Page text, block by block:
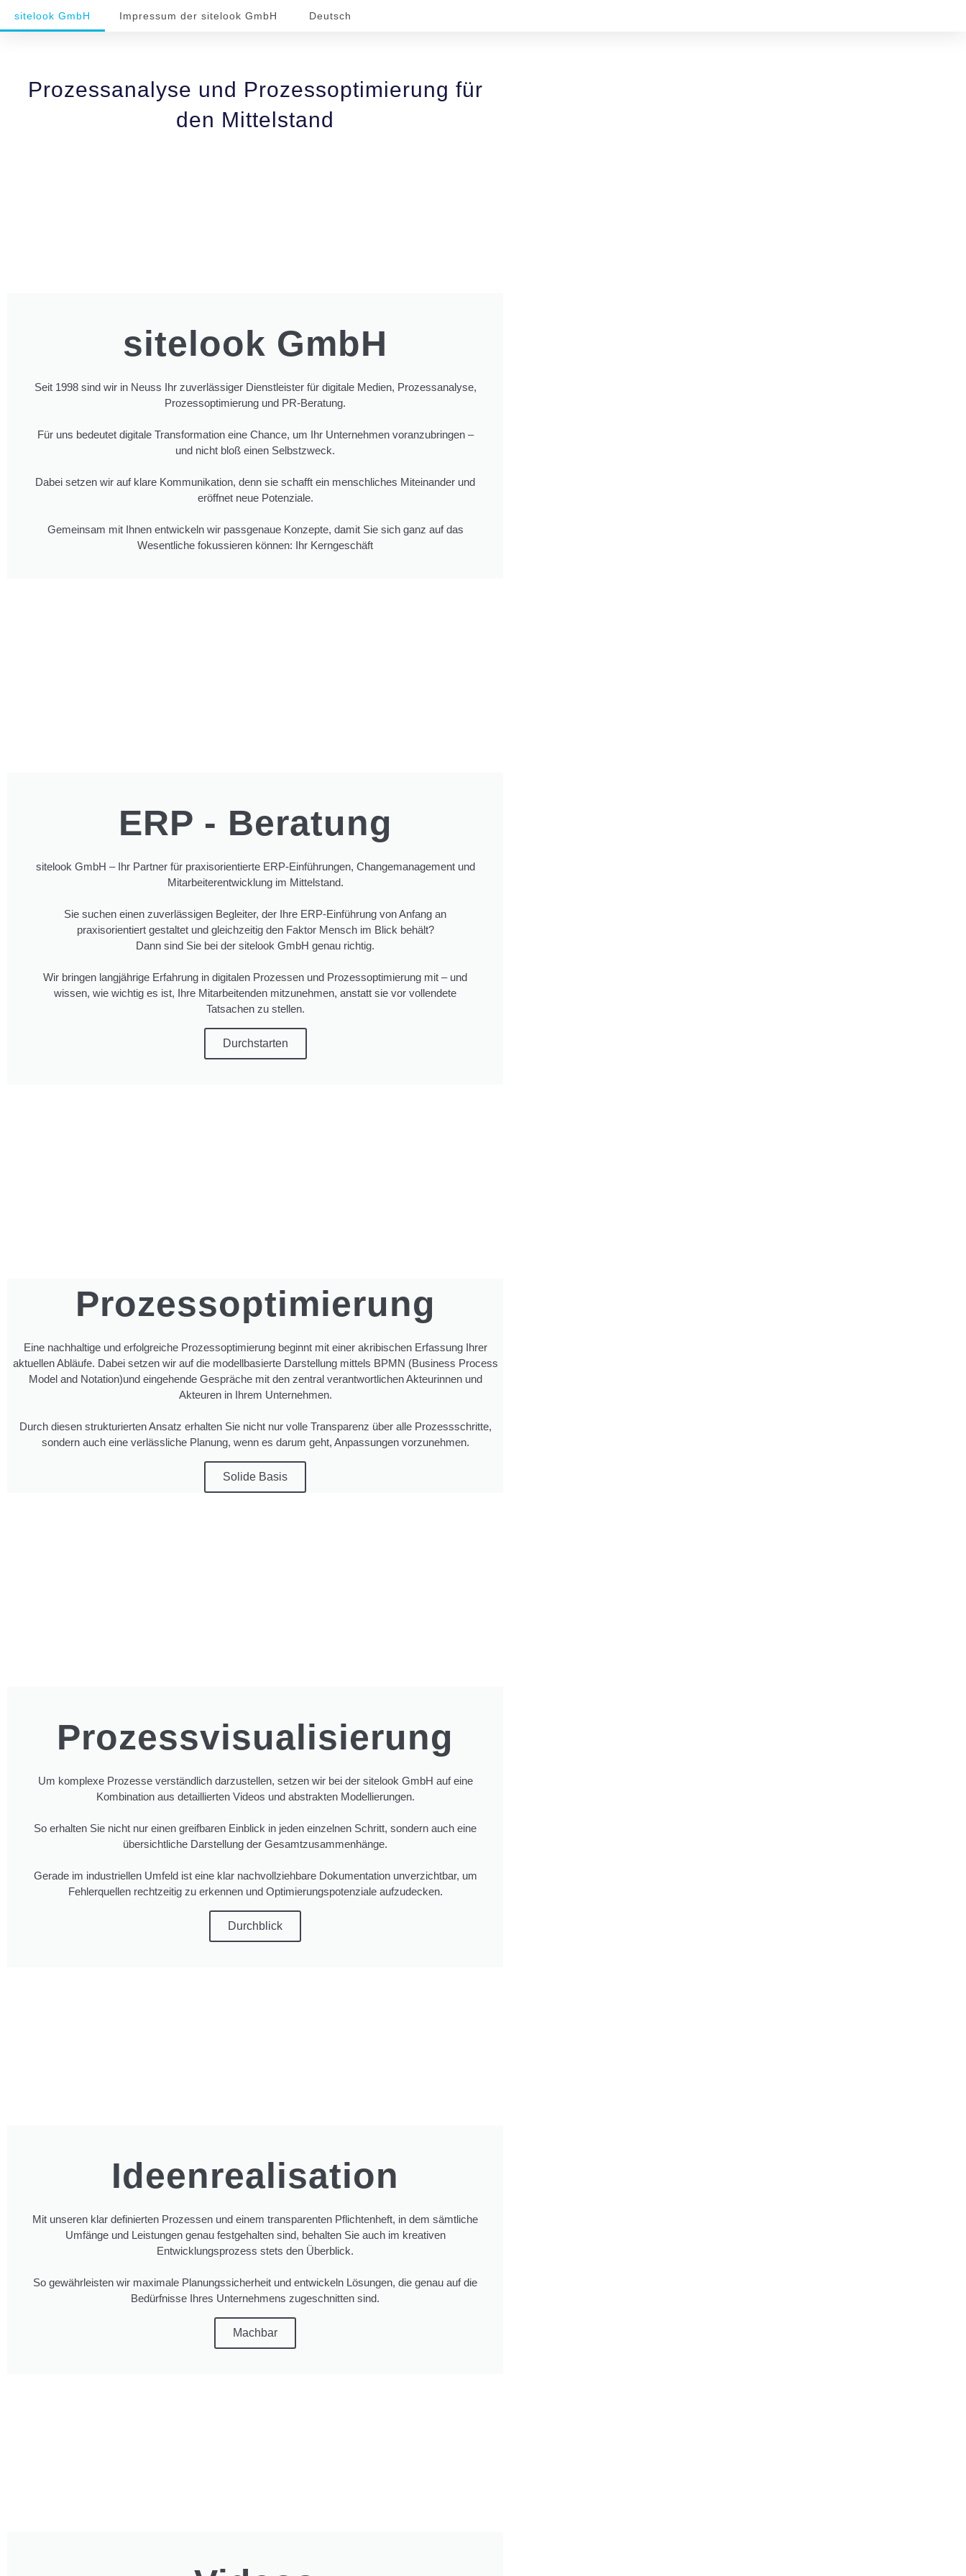
sitelook GmbH Impressum der sitelook GmbH Deutsch
Prozessanalyse und Prozessoptimierung für
den Mittelstand
sitelook GmbH
Seit 1998 sind wir in Neuss Ihr zuverlässiger Dienstleister für digitale Medien, Prozessanalyse,
Prozessoptimierung und PR-Beratung.
Für uns bedeutet digitale Transformation eine Chance, um Ihr Unternehmen voranzubringen –
und nicht bloß einen Selbstzweck.
Dabei setzen wir auf klare Kommunikation, denn sie schafft ein menschliches Miteinander und
eröffnet neue Potenziale.
Gemeinsam mit Ihnen entwickeln wir passgenaue Konzepte, damit Sie sich ganz auf das
Wesentliche fokussieren können: Ihr Kerngeschäft
ERP - Beratung
sitelook GmbH – Ihr Partner für praxisorientierte ERP-Einführungen, Changemanagement und
Mitarbeiterentwicklung im Mittelstand.
Sie suchen einen zuverlässigen Begleiter, der Ihre ERP-Einführung von Anfang an
praxisorientiert gestaltet und gleichzeitig den Faktor Mensch im Blick behält?
Dann sind Sie bei der sitelook GmbH genau richtig.
Wir bringen langjährige Erfahrung in digitalen Prozessen und Prozessoptimierung mit – und
wissen, wie wichtig es ist, Ihre Mitarbeitenden mitzunehmen, anstatt sie vor vollendete
Tatsachen zu stellen.
Durchstarten
Prozessoptimierung
Eine nachhaltige und erfolgreiche Prozessoptimierung beginnt mit einer akribischen Erfassung Ihrer
aktuellen Abläufe. Dabei setzen wir auf die modellbasierte Darstellung mittels BPMN (Business Process
Model and Notation)und eingehende Gespräche mit den zentral verantwortlichen Akteurinnen und
Akteuren in Ihrem Unternehmen.
Durch diesen strukturierten Ansatz erhalten Sie nicht nur volle Transparenz über alle Prozessschritte,
sondern auch eine verlässliche Planung, wenn es darum geht, Anpassungen vorzunehmen.
Solide Basis
Prozessvisualisierung
Um komplexe Prozesse verständlich darzustellen, setzen wir bei der sitelook GmbH auf eine
Kombination aus detaillierten Videos und abstrakten Modellierungen.
So erhalten Sie nicht nur einen greifbaren Einblick in jeden einzelnen Schritt, sondern auch eine
übersichtliche Darstellung der Gesamtzusammenhänge.
Gerade im industriellen Umfeld ist eine klar nachvollziehbare Dokumentation unverzichtbar, um
Fehlerquellen rechtzeitig zu erkennen und Optimierungspotenziale aufzudecken.
Durchblick
Ideenrealisation
Mit unseren klar definierten Prozessen und einem transparenten Pflichtenheft, in dem sämtliche
Umfänge und Leistungen genau festgehalten sind, behalten Sie auch im kreativen
Entwicklungsprozess stets den Überblick.
So gewährleisten wir maximale Planungssicherheit und entwickeln Lösungen, die genau auf die
Bedürfnisse Ihres Unternehmens zugeschnitten sind.
Machbar